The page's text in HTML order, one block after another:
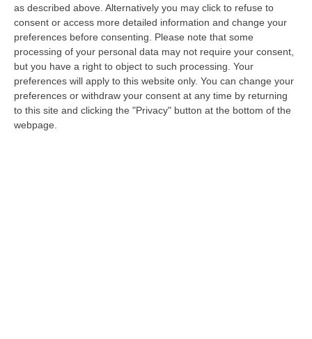
as described above. Alternatively you may click to refuse to
consent or access more detailed information and change your
preferences before consenting. Please note that some
processing of your personal data may not require your consent,
but you have a right to object to such processing. Your
preferences will apply to this website only. You can change your
preferences or withdraw your consent at any time by returning
to this site and clicking the "Privacy" button at the bottom of the
webpage.
Lonzi, maestra elementare morta a 37enni
per un carcinoma, il marito Antonio Salerno.
«Nostro figlio crescerà nel ricordo di sua
madre anche se non ha ancora compiuto tre
anni».
«Abbiamo scoperto il carcinoma a settembre